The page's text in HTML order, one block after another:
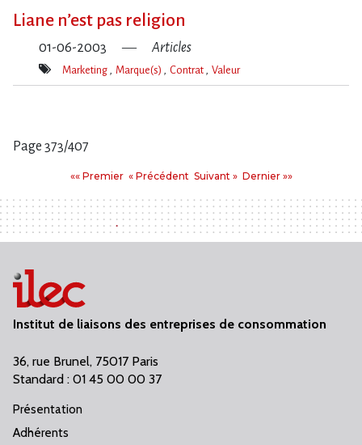
Liane n’est pas religion
01-06-2003 Articles
Mot(s)-
Marketing Marque(s) Contrat Valeur
Page 373/407
«« PremierPremier
« PrécédentPrécédent
Suivant
Suivant » Dernier
Dernier »»
Institut de liaisons des entreprises de consommation
36, rue Brunel, 75017 Paris
Standard : 01 45 00 00 37
Présentation
Adhérents